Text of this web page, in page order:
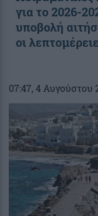
για το 2026-
υποβολή
οι
07:47, 4 Αυγούστου